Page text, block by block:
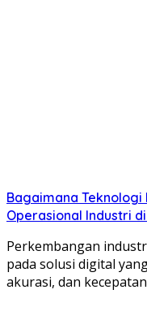
Bagaimana Teknologi
Operasional Industri
Perkembangan
pada solusi digital
akurasi, dan